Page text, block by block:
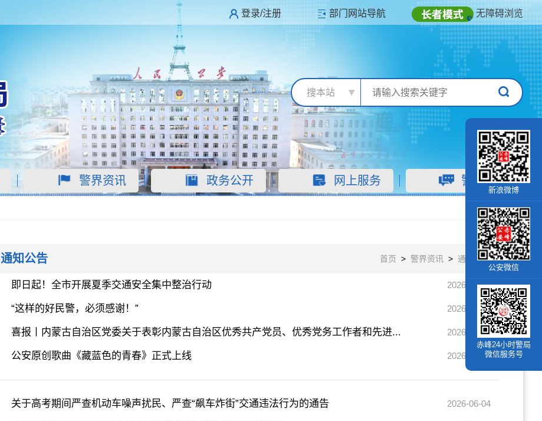
登录/注册 部门网站导航 无障碍浏览
搜本站
警界资讯 政务公开 网上服务 警民互动
新浪微博
公安微信
赤峰24小时警局
微信服务号
通知公告 首页 > 警界资讯 > 通知公告
即日起！全市开展夏季交通安全集中整治行动 2026-07-31
“这样的好民警，必须感谢！” 2026-07-20
喜报丨内蒙古自治区党委关于表彰内蒙古自治区优秀共产党员、优秀党务工作者和先进... 2026-07-03
公安原创歌曲《藏蓝色的青春》正式上线 2026-06-17
关于高考期间严查机动车噪声扰民、严查“飙车炸街”交通违法行为的通告 2026-06-04